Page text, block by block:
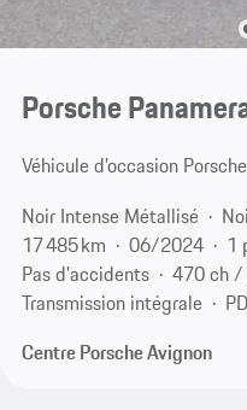
Porsche
Véhicule d’occasion
Noir Intense Métallisé
17 485 km
06/2024
1
Pas d'accidents
470 ch
Transmission intégrale
Centre Porsche Avignon